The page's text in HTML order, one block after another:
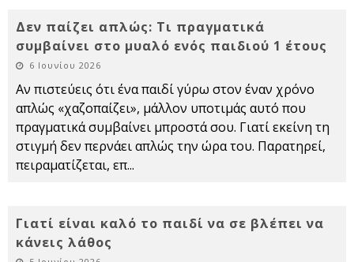
Δεν παίζει απλώς: Τι πραγματικά
συμβαίνει στο μυαλό ενός παιδιού 1 έτους
6 Ιουνίου 2026
Αν πιστεύεις ότι ένα παιδί γύρω στον έναν χρόνο
απλώς «χαζοπαίζει», μάλλον υποτιμάς αυτό που
πραγματικά συμβαίνει μπροστά σου. Γιατί εκείνη τη
στιγμή δεν περνάει απλώς την ώρα του. Παρατηρεί,
πειραματίζεται, επ...
Γιατί είναι καλό το παιδί να σε βλέπει να
κάνεις λάθος